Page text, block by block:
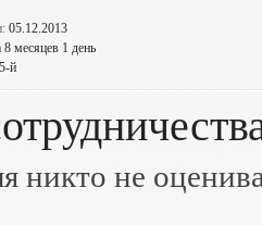
05.12.2013
8 месяцев 1 день
й
никто не